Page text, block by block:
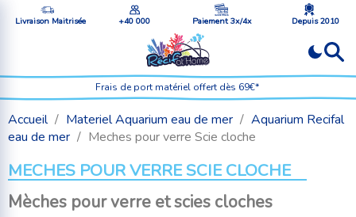
Livraison Maitrisée +40 000 Paiement 3x/4x Depuis 2010
Frais de port matériel offert dès 69€*
Accueil Materiel Aquarium eau de mer
Aquarium Recifal
eau de mer
Meches pour verre Scie cloche
MECHES POUR VERRE SCIE CLOCHE
Mèches pour verre et scies cloches